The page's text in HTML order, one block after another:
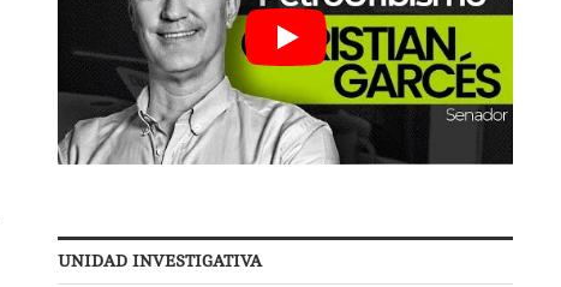
UNIDAD INVESTIGATIVA